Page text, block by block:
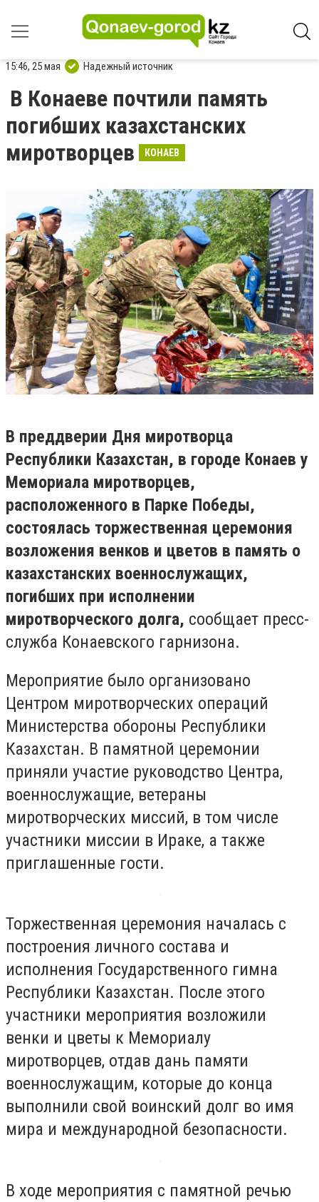
15:46, 25 мая Надежный источник
В Конаеве почтили память
погибших казахстанских
миротворцев
КОНАЕВ
В преддверии Дня миротворца
Республики Казахстан, в городе Конаев у
Мемориала миротворцев,
расположенного в Парке Победы,
состоялась торжественная церемония
возложения венков и цветов в память о
казахстанских военнослужащих,
погибших при исполнении
миротворческого долга, сообщает пресс-
служба Конаевского гарнизона.
Мероприятие было организовано
Центром миротворческих операций
Министерства обороны Республики
Казахстан. В памятной церемонии
приняли участие руководство Центра,
военнослужащие, ветераны
миротворческих миссий, в том числе
участники миссии в Ираке, а также
приглашенные гости.
Торжественная церемония началась с
построения личного состава и
исполнения Государственного гимна
Республики Казахстан. После этого
участники мероприятия возложили
венки и цветы к Мемориалу
миротворцев, отдав дань памяти
военнослужащим, которые до конца
выполнили свой воинский долг во имя
мира и международной безопасности.
В ходе мероприятия с памятной речью